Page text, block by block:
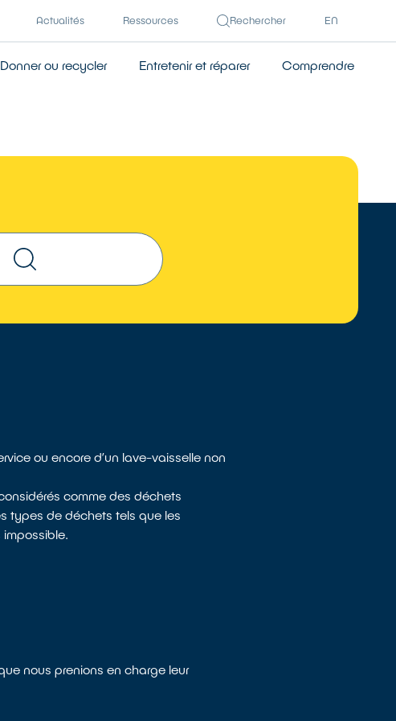
Actualités Ressources Rechercher EN
Donner ou recycler Entretenir et réparer Comprendre
ou encore d’un lave-vaisselle non
comme des déchets
types de déchets tels que les
nous prenions en charge leur